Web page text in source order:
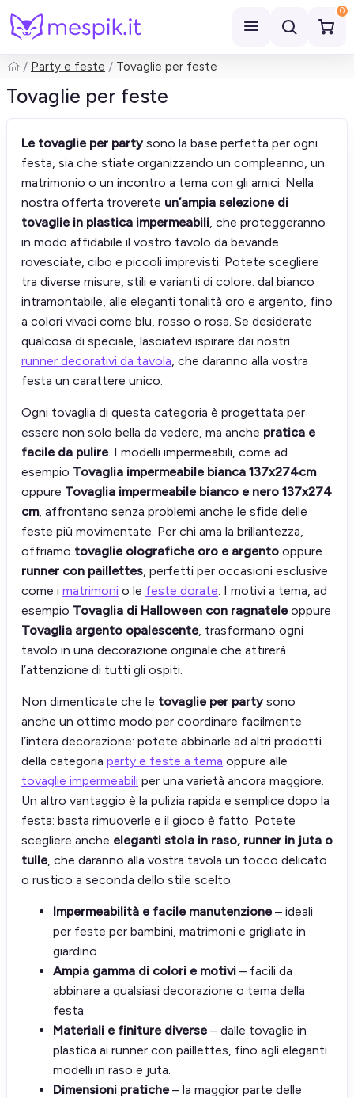
0
Cerca
Party e feste Tovaglie per feste
Tovaglie per feste
Le tovaglie per partysono la base perfetta per ogni
festa, sia che stiate organizzando un compleanno, un
matrimonio o un incontro a tema con gli amici. Nella
nostra offerta troverete un’ampia selezione di
tovaglie in plastica impermeabili, che proteggeranno
in modo affidabile il vostro tavolo da bevande
rovesciate, cibo e piccoli imprevisti. Potete scegliere
tra diverse misure, stili e varianti di colore: dal bianco
intramontabile, alle eleganti tonalità oro e argento, fino
a colori vivaci come blu, rosso o rosa. Se desiderate
qualcosa di speciale, lasciatevi ispirare dai nostri
runner decorativi da tavola, che daranno alla vostra
festa un carattere unico.
Ogni tovaglia di questa categoria è progettata per
essere non solo bella da vedere, ma anche pratica e
facile da pulire. I modelli impermeabili, come ad
esempio Tovaglia impermeabile bianca 137x274cm
oppure Tovaglia impermeabile bianco e nero 137x274
cm, affrontano senza problemi anche le sfide delle
feste più movimentate. Per chi ama la brillantezza,
offriamo tovaglie olografiche oro e argento oppure
runner con paillettes, perfetti per occasioni esclusive
come i matrimoni o le feste dorate. I motivi a tema, ad
esempio Tovaglia di Halloween con ragnatele oppure
Tovaglia argento opalescente, trasformano ogni
tavolo in una decorazione originale che attirerà
l’attenzione di tutti gli ospiti.
Non dimenticate che le tovaglie per partysono
anche un ottimo modo per coordinare facilmente
l’intera decorazione: potete abbinarle ad altri prodotti
della categoria party e feste a tema oppure alle
tovaglie impermeabili per una varietà ancora maggiore.
Un altro vantaggio è la pulizia rapida e semplice dopo la
festa: basta rimuoverle e il gioco è fatto. Potete
scegliere anche eleganti stola in raso, runner in juta o
tulle, che daranno alla vostra tavola un tocco delicato
o rustico a seconda dello stile scelto.
Impermeabilità e facile manutenzione – ideali
per feste per bambini, matrimoni e grigliate in
giardino.
Ampia gamma di colori e motivi – facili da
abbinare a qualsiasi decorazione o tema della
festa.
Materiali e finiture diverse – dalle tovaglie in
plastica ai runner con paillettes, fino agli eleganti
modelli in raso e juta.
Dimensioni pratiche – la maggior parte delle